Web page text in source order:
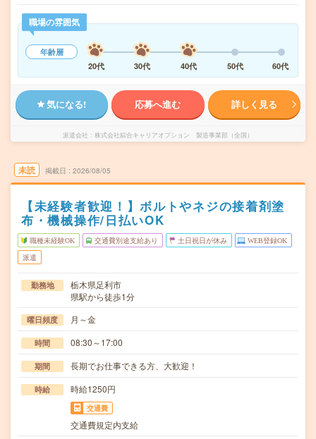
職場の雰囲気
年齢層
20代
30代 40代 50代 60代
気になる! 応募へ進む 詳しく見る
派遣会社 株式会社綜合キャリアオプション 製造事業部（全国）
未読 掲載日 2026/08/05
【未経験者歓迎！】ボルトやネジの接着剤塗
布・機械操作/日払いOK
職種未経験OK 交通費別途支給あり 土日祝日が休み WEB登録OK
派遣
勤務地
栃木県足利市
県駅から徒歩1分
曜日頻度 月～金
時間 08:30～17:00
期間 長期でお仕事できる方、大歓迎！
時給 時給1250円
交通費
交通費規定内支給